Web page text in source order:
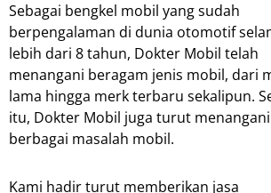
Sebagai bengkel mobil yang sudah
berpengalaman di dunia otomotif
lebih dari 8 tahun, Dokter Mobil telah
menangani beragam jenis mobil, dari
lama hingga merk terbaru sekalipun.
itu, Dokter Mobil juga turut menangani
berbagai masalah mobil.
Kami hadir turut memberikan jasa